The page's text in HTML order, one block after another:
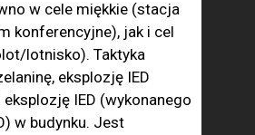
w cele miękkie (stacja
konferencyjne), jak i cel
lotnisko). Taktyka
eksplozję IED
IED (wykonanego
w budynku. Jest